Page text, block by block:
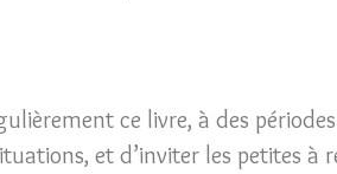
ce livre, à des
et d’inviter les petites